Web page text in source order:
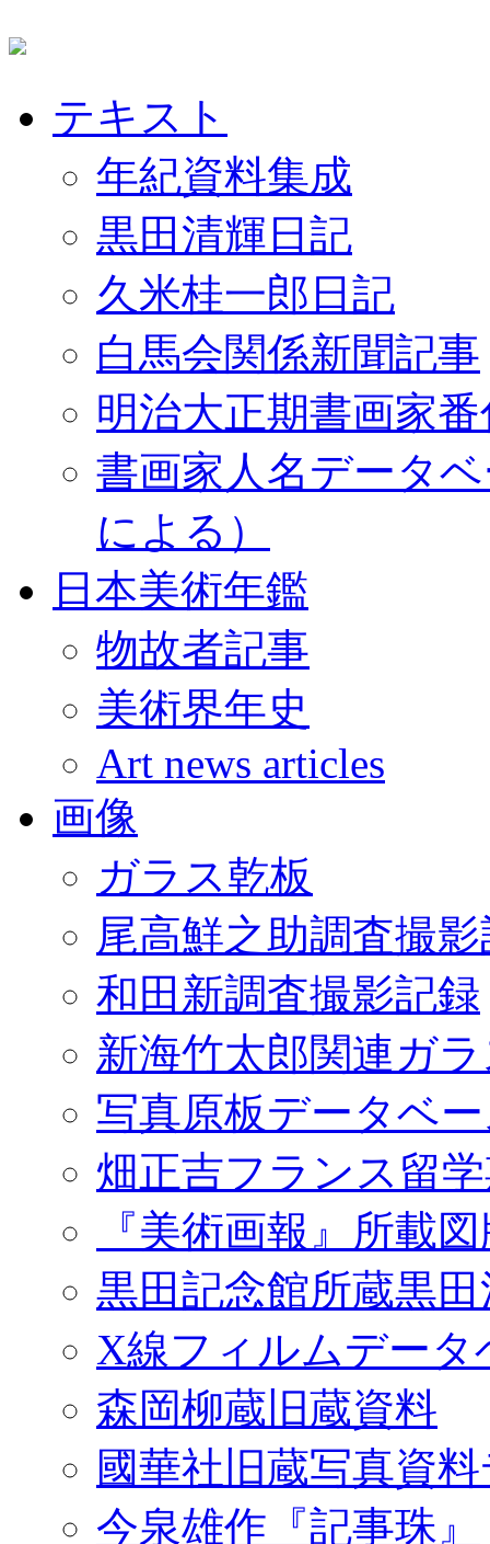
テキスト
年紀資料集成
黒田清輝日記
久米桂一郎日記
白馬会関係新聞記事
明治大正期書画家
書画家人名データ
による）
日本美術年鑑
物故者記事
美術界年史
Art news articles
画像
ガラス乾板
尾高鮮之助調査撮
和田新調査撮影記録
新海竹太郎関連ガ
写真原板データベ
畑正吉フランス留
『美術画報』所載
黒田記念館所蔵黒
X線フィルムデータ
森岡柳蔵旧蔵資料
國華社旧蔵写真資
今泉雄作『記事珠』